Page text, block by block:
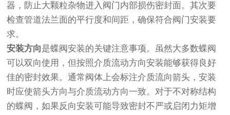
器，防止大颗粒杂物进入阀门内部损伤密封面。其次要
检查管道法兰面的平行度和间距，确保符合阀门安装要
求。
安装方向是蝶阀安装的关键注意事项。虽然大多数蝶阀
可以双向使用，但按照介质流动方向安装能够获得良好
佳的密封效果。通常阀体上会标注介质流向箭头，安装
时应使箭头方向与介质流动方向一致。对于不对称结构
的蝶阀，如果反向安装可能导致密封不严或启闭力矩增